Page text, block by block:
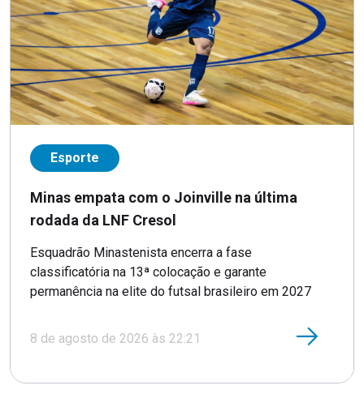
Esporte
Minas empata com o Joinville na última
rodada da LNF Cresol
Esquadrão Minastenista encerra a fase
classificatória na 13ª colocação e garante
permanência na elite do futsal brasileiro em 2027
8 de agosto de 2026 às 22:21